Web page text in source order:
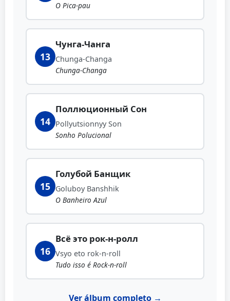
O Pica-pau
13
Чунга-Чанга
Chunga-Changa
Chunga-Changa
14
Поллюционный Сон
Pollyutsionnyy Son
Sonho Polucional
15
Голубой Банщик
Goluboy Banshhik
O Banheiro Azul
16
Всё это рок-н-ролл
Vsyo eto rok-n-roll
Tudo isso é Rock-n-roll
Ver álbum completo →